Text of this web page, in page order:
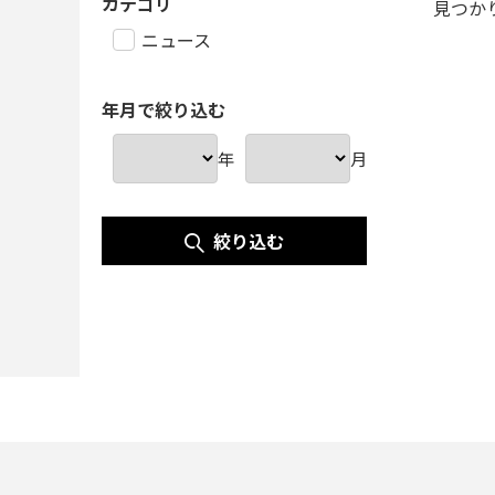
見つか
ニュース
年月で絞り込む
年 月
絞り込む